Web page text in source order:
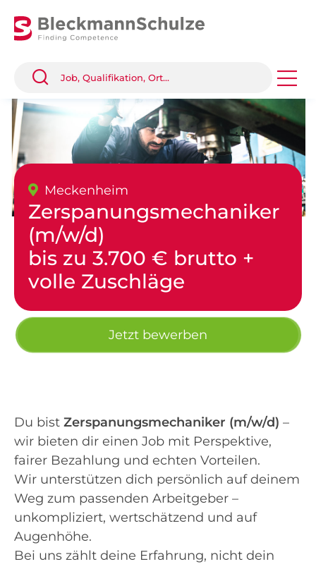
Meckenheim
Zerspanungsmechaniker
(m/w/d)
bis zu 3.700 € brutto +
volle Zuschläge
Jetzt bewerben
Du bist Zerspanungsmechaniker (m/w/d) –
wir bieten dir einen Job mit Perspektive,
fairer Bezahlung und echten Vorteilen.
Wir unterstützen dich persönlich auf deinem
Weg zum passenden Arbeitgeber –
unkompliziert, wertschätzend und auf
Augenhöhe.
Bei uns zählt deine Erfahrung, nicht dein